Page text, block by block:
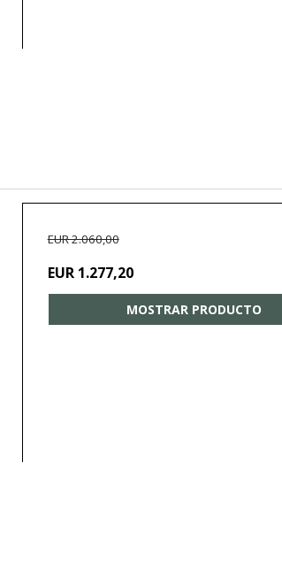
EUR 2.060,00
EUR 1.277,20
MOSTRAR PRODUCTO